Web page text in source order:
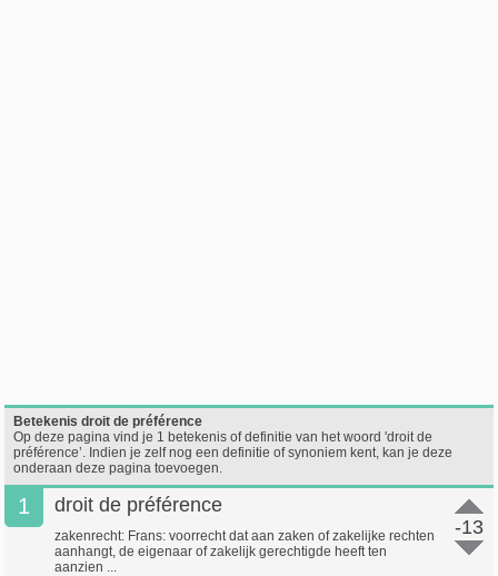
Betekenis droit de préférence
Op deze pagina vind je 1 betekenis of definitie van het woord 'droit de
préférence’. Indien je zelf nog een definitie of synoniem kent, kan je deze
onderaan deze pagina toevoegen.
1
-13
droit de préférence
zakenrecht: Frans: voorrecht dat aan zaken of zakelijke rechten
aanhangt, de eigenaar of zakelijk gerechtigde heeft ten
aanzien ...